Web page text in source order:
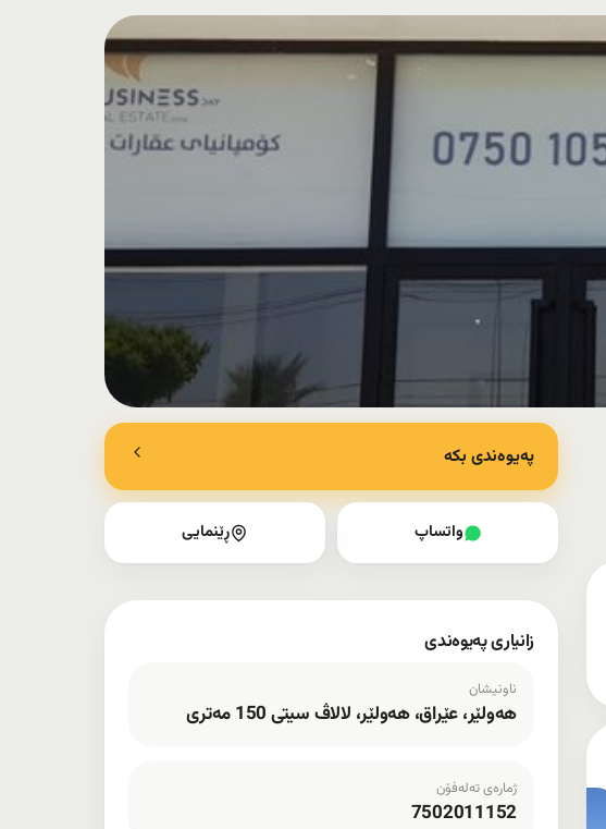
پەیوەندی بکە
واتساپ ڕێنمایی
زانیاری پەیوەندی
ناونیشان
هەولێر، عێراق، هەولێر، لالاڤ سیتی 150 مەتری
ژمارەی تەلەفۆن
7502011152